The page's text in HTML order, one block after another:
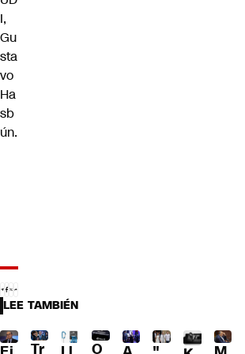
I,
Gu
sta
vo
Ha
sb
ún.
LEE TAMBIÉN
Tr
O